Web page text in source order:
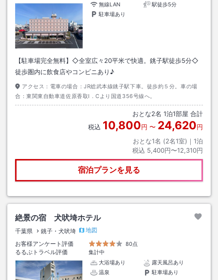
無線LAN
駅徒歩5分
駐車場あり
【駐車場完全無料】◇全室広々20平米で快適。銚子駅徒歩5分◇
徒歩圏内に飲食店やコンビニあり♪
アクセス： 電車の場合：JR総武本線銚子駅下車。徒歩約５分。車の場
合：東関東自動車道佐原香取I．Cより国道356号線へ。
おとな2名 1泊1部屋 合計
税込 10,800円 〜 24,620円
おとな1名 (2名1室)｜ 1泊
税込 5,400円〜12,310円
宿泊プランを見る
絶景の宿 犬吠埼ホテル
千葉県 銚子・犬吠埼
地図
お客様アンケート評価
80点
るるぶトラベル評価
集計中
大浴場あり
露天風呂あり
温泉
駐車場あり